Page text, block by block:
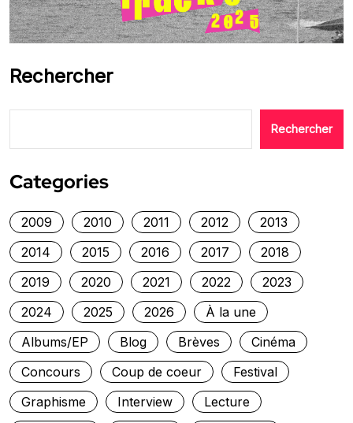
Rechercher
Rechercher
Categories
2009 2010 2011 2012
2013
2014
2015 2016 2017
2018
2019
2020 2021 2022
2023
2024
2025 2026
À la une
Albums/EP
Blog Brèves
Cinéma
Concours
Coup de coeur
Festival
Graphisme
Interview
Lecture